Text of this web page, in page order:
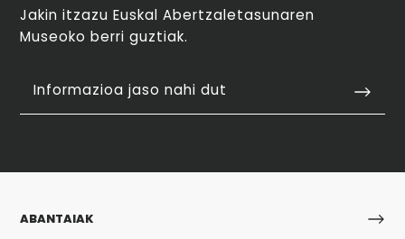
Jakin itzazu Euskal Abertzaletasunaren
Museoko berri guztiak.
Informazioa jaso nahi dut
ABANTAIAK